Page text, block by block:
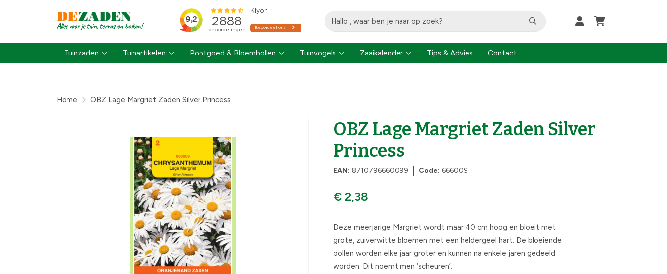
Tuinzaden Tuinartikelen Pootgoed & Bloembollen Tuinvogels Zaaikalender Tips & Advies Contact
Home OBZ Lage Margriet Zaden Silver Princess
OBZ Lage Margriet Zaden Silver
Princess
EAN: 8710796660099 Code: 666009
€ 2,38
Deze meerjarige Margriet wordt maar 40 cm hoog en bloeit met
grote, zuiverwitte bloemen met een heldergeel hart. De bloeiende
pollen worden elke jaar groter en kunnen na enkele jaren gedeeld
worden. Dit noemt men ‘scheuren’.